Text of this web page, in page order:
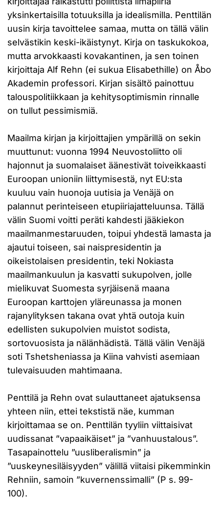
yksinkertaisilla totuuksilla ja idealismilla. Penttilän
uusin kirja tavoittelee samaa, mutta on tällä välin
selvästikin keski-ikäistynyt. Kirja on taskukokoa,
mutta arvokkaasti kovakantinen, ja sen toinen
kirjoittaja Alf Rehn (ei sukua Elisabethille) on Åbo
Akademin professori. Kirjan sisältö painottuu
talouspolitiikkaan ja kehitysoptimismin rinnalle
on tullut pessimismiä.
Maailma kirjan ja kirjoittajien ympärillä on sekin
muuttunut: vuonna 1994 Neuvostoliitto oli
hajonnut ja suomalaiset äänestivät toiveikkaasti
Euroopan unioniin liittymisestä, nyt EU:sta
kuuluu vain huonoja uutisia ja Venäjä on
palannut perinteiseen etupiiriajatteluunsa. Tällä
välin Suomi voitti peräti kahdesti jääkiekon
maailmanmestaruuden, toipui yhdestä lamasta ja
ajautui toiseen, sai naispresidentin ja
oikeistolaisen presidentin, teki Nokiasta
maailmankuulun ja kasvatti sukupolven, jolle
mielikuvat Suomesta syrjäisenä maana
Euroopan karttojen yläreunassa ja monen
rajanylityksen takana ovat yhtä outoja kuin
edellisten sukupolvien muistot sodista,
sortovuosista ja nälänhädistä. Tällä välin Venäjä
soti Tshetsheniassa ja Kiina vahvisti asemiaan
tulevaisuuden mahtimaana.
Penttilä ja Rehn ovat sulauttaneet ajatuksensa
yhteen niin, ettei tekstistä näe, kumman
kirjoittamaa se on. Penttilän tyyliin viittaisivat
uudissanat ”vapaaikäiset” ja ”vanhuustalous”.
Tasapainottelu ”uusliberalismin” ja
”uuskeynesiläisyyden” välillä viitaisi pikemminkin
Rehniin, samoin ”kuvernenssimalli” (P s. 99-
100).